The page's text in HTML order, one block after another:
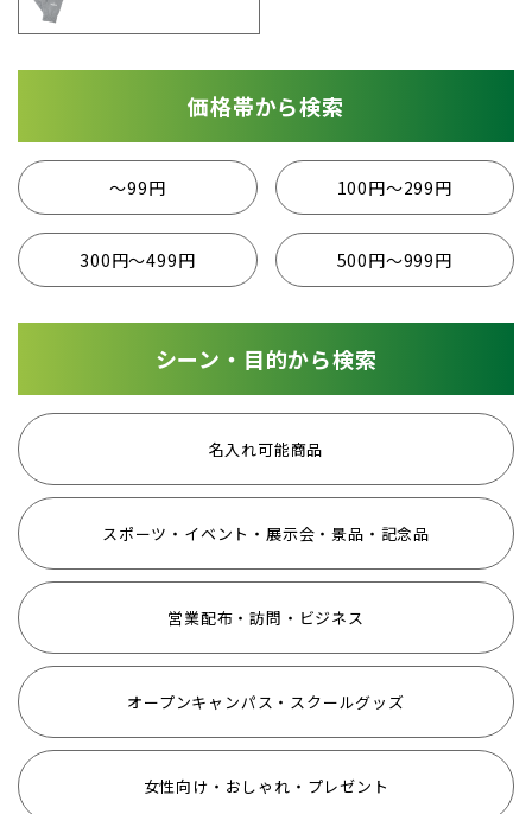
価格帯から検索
〜99円 100円〜299円
300円〜499円 500円〜999円
シーン・目的から検索
名入れ可能商品
スポーツ・イベント・展示会・景品・記念品
営業配布・訪問・ビジネス
オープンキャンパス・スクールグッズ
女性向け・おしゃれ・プレゼント